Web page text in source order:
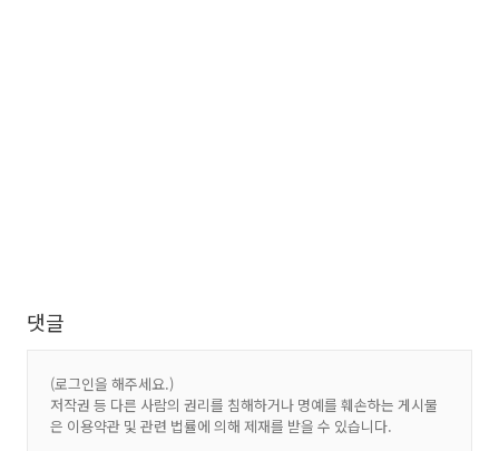
댓글